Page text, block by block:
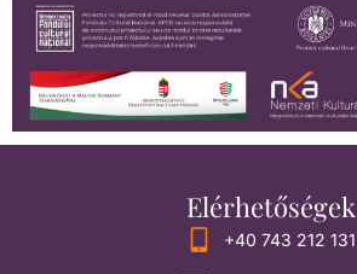
Elérhetőségek
+40 743 212 131